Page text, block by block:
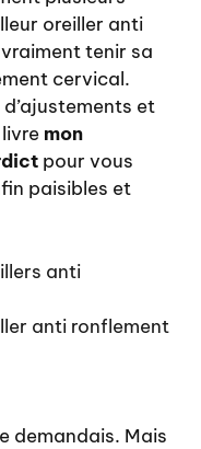
oreiller anti
tenir sa
cervical.
et
mon
pour vous
paisibles et
anti
anti ronflement
demandais. Mais